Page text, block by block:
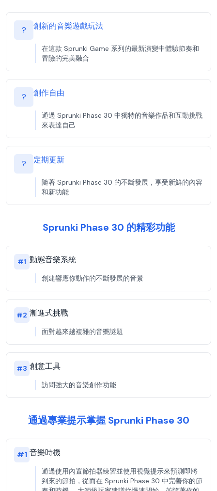
? 創新的音樂遊戲玩法
在這款 Sprunki Game 系列的最新演變中體驗節奏和
冒險的完美融合
? 創作自由
通過 Sprunki Phase 30 中獨特的音樂作品和互動挑戰
來表達自己
? 定期更新
隨著 Sprunki Phase 30 的不斷發展，享受新鮮的內容
和新功能
Sprunki Phase 30 的精彩功能
#1 動態音樂系統
創建響應你動作的不斷發展的音景
#2 漸進式挑戰
面對越來越複雜的音樂謎題
#3 創意工具
訪問強大的音樂創作功能
通過專業提示掌握 Sprunki Phase 30
#1 音樂時機
通過使用內置節拍器練習並使用視覺提示來預測即將
到來的節拍，從而在 Sprunki Phase 30 中完善你的節